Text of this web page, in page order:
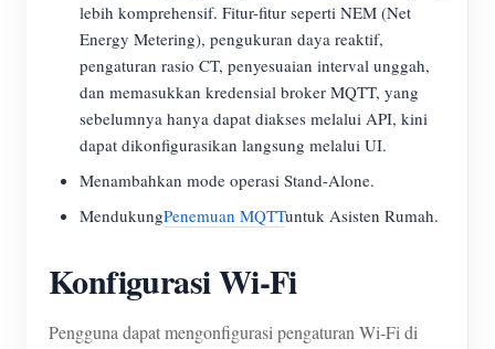
lebih komprehensif. Fitur-fitur seperti NEM (Net
Energy Metering), pengukuran daya reaktif,
pengaturan rasio CT, penyesuaian interval unggah,
dan memasukkan kredensial broker MQTT, yang
sebelumnya hanya dapat diakses melalui API, kini
dapat dikonfigurasikan langsung melalui UI.
Menambahkan mode operasi Stand-Alone.
MendukungPenemuan MQTTuntuk Asisten Rumah.
Konfigurasi Wi-Fi
Pengguna dapat mengonfigurasi pengaturan Wi-Fi di